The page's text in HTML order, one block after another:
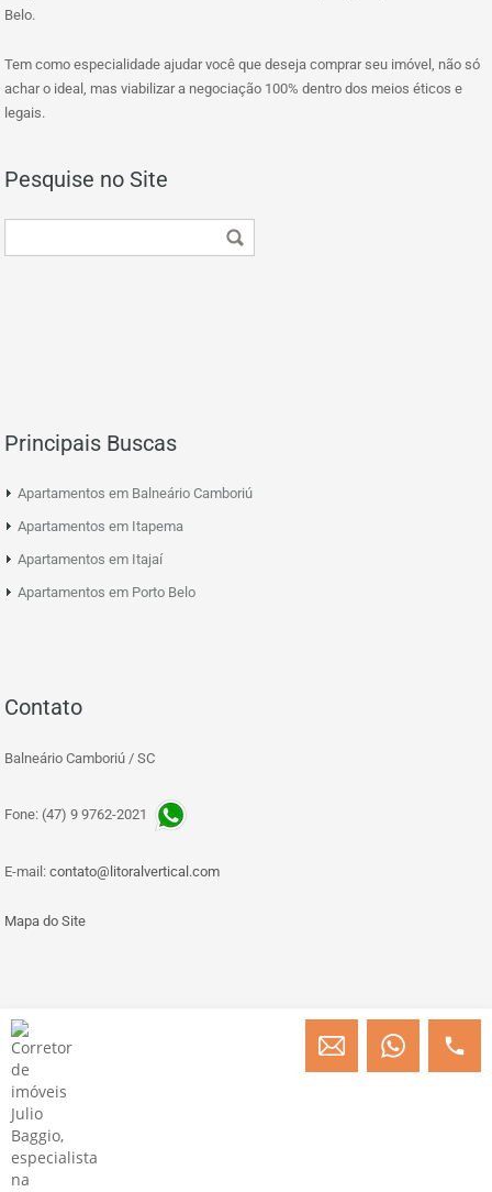
Belo.
Tem como especialidade ajudar você que deseja comprar seu imóvel, não só
achar o ideal, mas viabilizar a negociação 100% dentro dos meios éticos e
legais.
Pesquise no Site
Principais Buscas
Apartamentos em Balneário Camboriú
Apartamentos em Itapema
Apartamentos em Itajaí
Apartamentos em Porto Belo
Contato
Balneário Camboriú / SC
Fone: (47) 9 9762-2021
E-mail: contato@litoralvertical.com
Mapa do Site
© Copyright 2013 » 2026 Engenheiro Julio C. Baggio - Corretor de Imóveis